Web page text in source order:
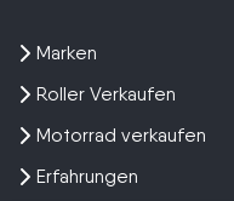
Marken
Roller Verkaufen
Motorrad verkaufen
Erfahrungen